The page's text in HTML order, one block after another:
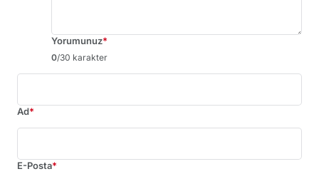
Yorumunuz*
0/30 karakter
Ad*
E-Posta*